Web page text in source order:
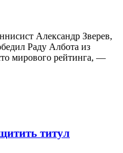
Александр Зверев,
Раду Албота из
мирового рейтинга, —
титул